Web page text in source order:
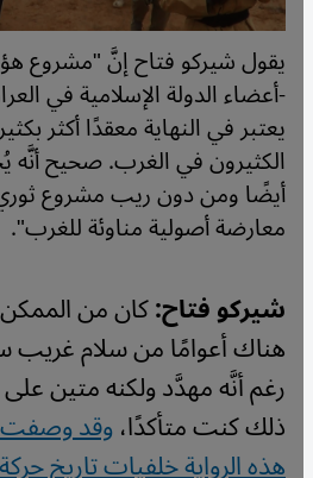
يقول شيركو فتاح إنَّ "مشروع
-أعضاء الدولة الإسلامية في
يعتبر في النهاية معقدًا أكثر
الكثيرون في الغرب. صحيح أنَّه
أيضًا ومن دون ريب مشروع
معارضة أصولية مناوئة للغرب".
شيركو فتاح:كان من
هناك أعوامًا من سلام
رغم أنَّه مهدَّد ولكنه متين
ذلك كنت متأكدًا،وقد وصفت
هذه الرواية خلفيات تاريخ